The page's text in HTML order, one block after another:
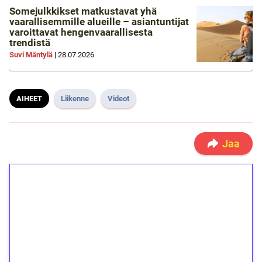
Somejulkkikset matkustavat yhä
vaarallisemmille alueille – asiantuntijat
varoittavat hengenvaarallisesta
trendistä
Suvi Mäntylä | 28.07.2026
AIHEET Liikenne Videot
Jaa